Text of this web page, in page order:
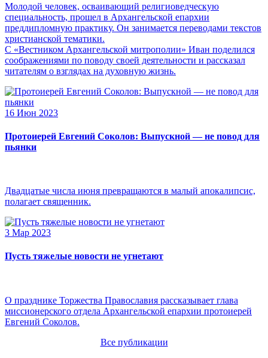
Молодой человек, осваивающий религиоведческую
специальность, прошел в Архангельской епархии
преддипломную практику. Он занимается переводами текстов
христианской тематики.
С «Вестником Архангельской митрополии» Иван поделился
соображениями по поводу своей деятельности и рассказал
читателям о взглядах на духовную жизнь.
16 Июн 2023
Протоиерей Евгений Соколов: Выпускной — не повод для
пьянки
Двадцатые числа июня превращаются в малый апокалипсис,
полагает священник.
3 Мар 2023
Пусть тяжелые новости не угнетают
О празднике Торжества Православия рассказывает глава
миссионерского отдела Архангельской епархии протоиерей
Евгений Соколов.
Все публикации